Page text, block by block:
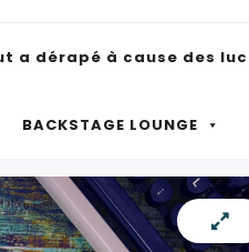
a dérapé à cause des
BACKSTAGE LOUNGE